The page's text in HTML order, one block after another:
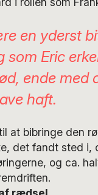
en yderst
som Eric
ende med
haft.
at bibringe den
det fandt sted i,
og ca.